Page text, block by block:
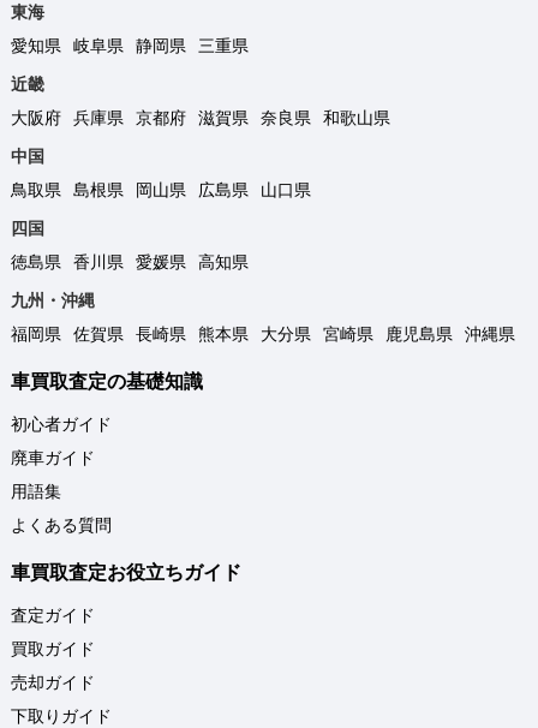
東海
愛知県
岐阜県 静岡県
三重県
近畿
大阪府
兵庫県 京都府 滋賀県 奈良県
和歌山県
中国
鳥取県
島根県 岡山県 広島県
山口県
四国
徳島県
香川県 愛媛県
高知県
九州・沖縄
福岡県
佐賀県 長崎県 熊本県 大分県 宮崎県 鹿児島県 沖縄県
車買取査定の基礎知識
初心者ガイド
廃車ガイド
用語集
よくある質問
車買取査定お役立ちガイド
査定ガイド
買取ガイド
売却ガイド
下取りガイド